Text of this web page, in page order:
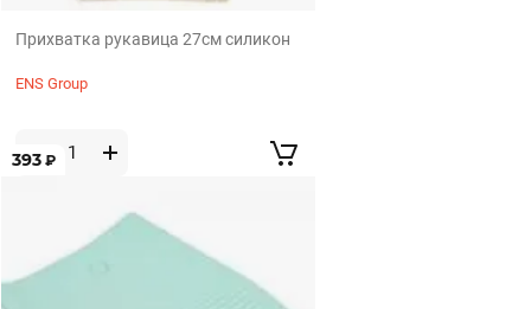
Прихватка рукавица 27см силикон
ENS Group
393 ₽